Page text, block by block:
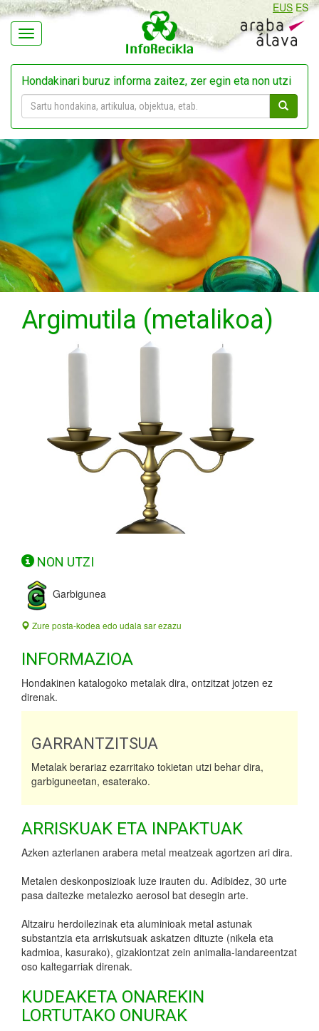
Navegación
EUS ES
Hondakinari buruz informa zaitez, zer egin eta non utzi
Argimutila (metalikoa)
NON UTZI
Garbigunea
Zure posta-kodea edo udala sar ezazu
INFORMAZIOA
Hondakinen katalogoko metalak dira, ontzitzat jotzen ez
direnak.
GARRANTZITSUA
Metalak berariaz ezarritako tokietan utzi behar dira,
garbiguneetan, esaterako.
ARRISKUAK ETA INPAKTUAK
Azken azterlanen arabera metal meatzeak agortzen ari dira.
Metalen deskonposizioak luze irauten du. Adibidez, 30 urte
pasa daitezke metalezko aerosol bat desegin arte.
Altzairu herdoilezinak eta aluminioak metal astunak
substantzia eta arriskutsuak askatzen dituzte (nikela eta
kadmioa, kasurako), gizakiontzat zein animalia-landareentzat
oso kaltegarriak direnak.
KUDEAKETA ONAREKIN
LORTUTAKO ONURAK